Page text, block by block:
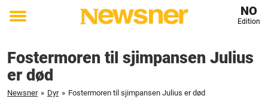
Toggle
NO
Edition
Fostermoren til sjimpansen Julius
er død
Newsner » Dyr » Fostermoren til sjimpansen Julius er død